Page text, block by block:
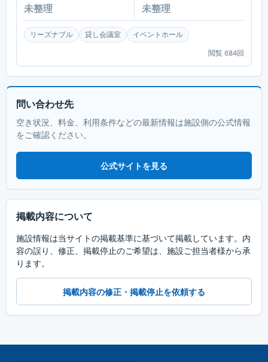
未整理 未整理
リーズナブル 貸し会議室 イベントホール
閲覧 684回
問い合わせ先
空き状況、料金、利用条件などの最新情報は施設側の公式情報
をご確認ください。
公式サイトを見る
掲載内容について
施設情報は当サイトの掲載基準に基づいて掲載しています。内
容の誤り、修正、掲載停止のご希望は、施設ご担当者様から承
ります。
掲載内容の修正・掲載停止を依頼する